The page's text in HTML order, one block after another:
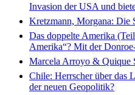
Invasion der USA und
Kretzmann, Morgana: Die
Das doppelte Amerika
Amerika“? Mit der
Marcela Arroyo & Quique
Chile: Herrscher über das
der neuen Geopolitik?